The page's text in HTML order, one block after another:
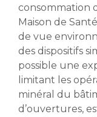
consommation
Maison de
de vue
des dispositifs
possible une
limitant les
minéral du
d’ouvertures,